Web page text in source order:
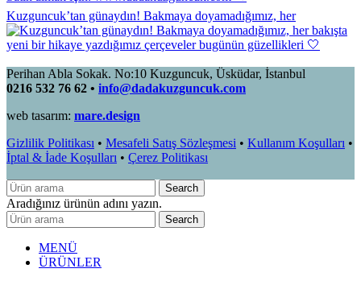
Kuzguncuk’tan günaydın! Bakmaya doyamadığımız, her
Perihan Abla Sokak. No:10 Kuzguncuk, Üsküdar, İstanbul
0216 532 76 62 • info@dadakuzguncuk.com
web tasarım: mare.design
Gizlilik Politikası • Mesafeli Satış Sözleşmesi • Kullanım Koşulları •
İptal & İade Koşulları • Çerez Politikası
Search
Aradığınız ürünün adını yazın.
Search
MENÜ
ÜRÜNLER